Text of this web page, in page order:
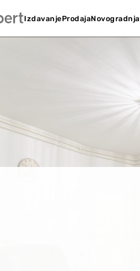
IzdavanjeProdajaNovogradnja